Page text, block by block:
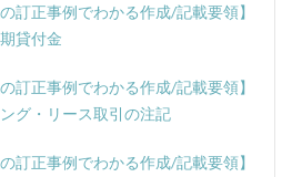
訂正事例でわかる作成/記載要領】
貸付金
訂正事例でわかる作成/記載要領】
グ・リース取引の注記
訂正事例でわかる作成/記載要領】